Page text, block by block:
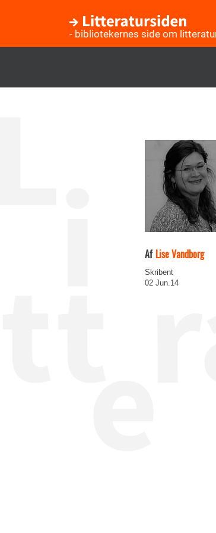
- bibliotekernes side om
Af Lise Vandborg
Skribent
02 Jun.14